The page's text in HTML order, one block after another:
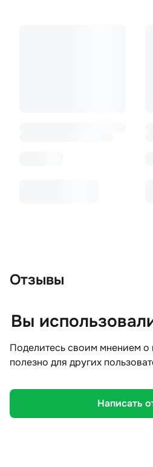
Отзывы
Вы
Поделитесь своим мнением о
полезно для других
Написать